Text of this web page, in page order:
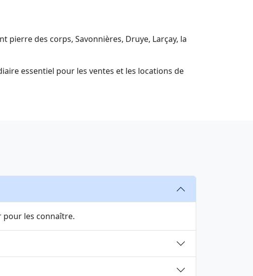
pierre des corps, Savonnières, Druye, Larçay, la
essentiel pour les ventes et les locations de
pour les connaître.